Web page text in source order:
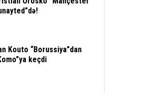
Kouto “Borussiya”dan
keçdi